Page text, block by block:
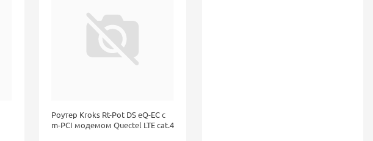
Роутер Kroks Rt-Pot DS eQ-EC с
m-PCI модемом Quectel LTE cat.4